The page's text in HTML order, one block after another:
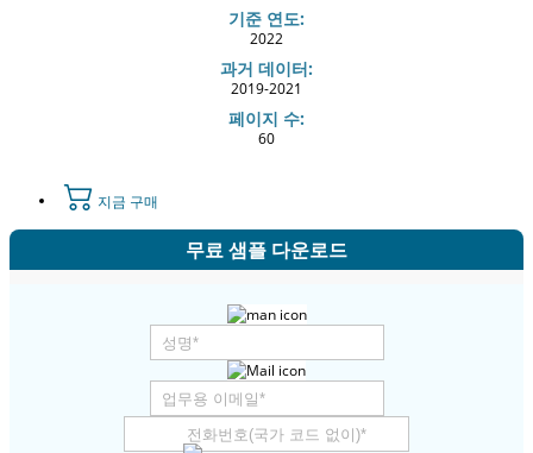
기준 연도:
2022
과거 데이터:
2019-2021
페이지 수:
60
지금 구매
무료 샘플 다운로드